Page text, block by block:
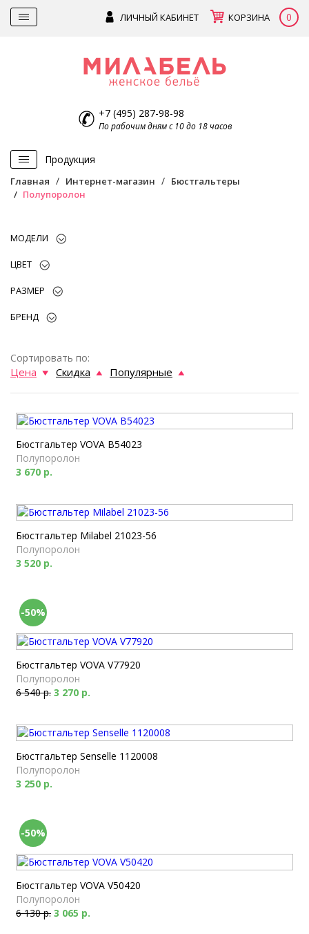
ЛИЧНЫЙ КАБИНЕТ КОРЗИНА 0
+7 (495) 287-98-98
По рабочим дням с 10 до 18 часов
Продукция
Главная Интернет-магазин
Бюстгальтеры
Полупоролон
МОДЕЛИ
ЦВЕТ
РАЗМЕР
БРЕНД
Сортировать по:
Цена Скидка Популярные
Бюстгальтер VOVA B54023
Полупоролон
3 670 р.
Бюстгальтер Milabel 21023-56
Полупоролон
3 520 р.
-50%
Бюстгальтер VOVA V77920
Полупоролон
6 540 р. 3 270 р.
Бюстгальтер Senselle 1120008
Полупоролон
3 250 р.
-50%
Бюстгальтер VOVA V50420
Полупоролон
6 130 р. 3 065 р.